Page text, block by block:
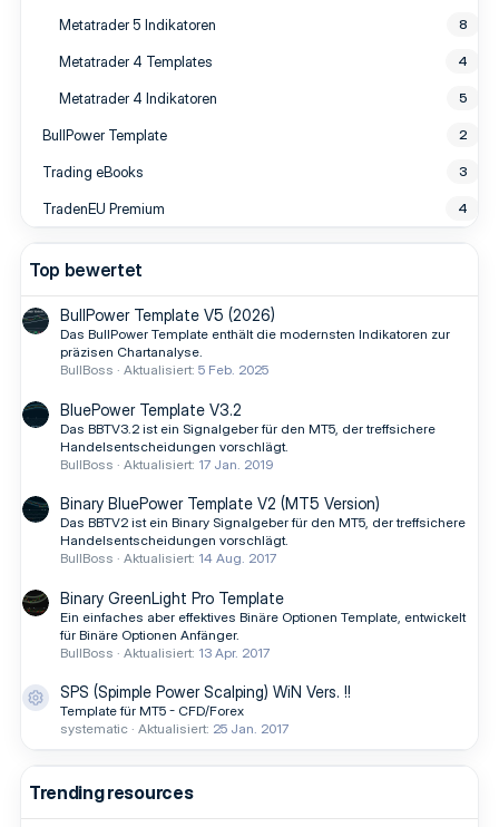
Metatrader 5 Indikatoren 8
Metatrader 4 Templates 4
Metatrader 4 Indikatoren 5
BullPower Template 2
Trading eBooks 3
TradenEU Premium 4
Top bewertet
BullPower Template V5 (2026)
Das BullPower Template enthält die modernsten Indikatoren zur
präzisen Chartanalyse.
BullBoss
Aktualisiert: 5 Feb. 2025
BluePower Template V3.2
Das BBTV3.2 ist ein Signalgeber für den MT5, der treffsichere
Handelsentscheidungen vorschlägt.
BullBoss
Aktualisiert: 17 Jan. 2019
Binary BluePower Template V2 (MT5 Version)
Das BBTV2 ist ein Binary Signalgeber für den MT5, der treffsichere
Handelsentscheidungen vorschlägt.
BullBoss
Aktualisiert: 14 Aug. 2017
Binary GreenLight Pro Template
Ein einfaches aber effektives Binäre Optionen Template, entwickelt
für Binäre Optionen Anfänger.
BullBoss
Aktualisiert: 13 Apr. 2017
Ressourcen-Icon
SPS (Spimple Power Scalping) WiN Vers. !!
Template für MT5 - CFD/Forex
systematic Aktualisiert: 25 Jan. 2017
Trending resources